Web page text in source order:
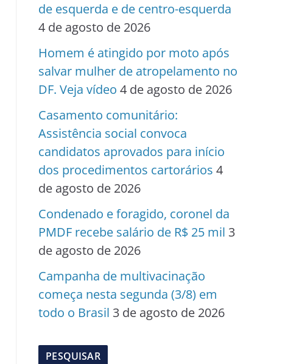
de esquerda e de centro-esquerda
4 de agosto de 2026
Homem é atingido por moto após
salvar mulher de atropelamento no
DF. Veja vídeo 4 de agosto de 2026
Casamento comunitário:
Assistência social convoca
candidatos aprovados para início
dos procedimentos cartorários 4
de agosto de 2026
Condenado e foragido, coronel da
PMDF recebe salário de R$ 25 mil 3
de agosto de 2026
Campanha de multivacinação
começa nesta segunda (3/8) em
todo o Brasil 3 de agosto de 2026
PESQUISAR